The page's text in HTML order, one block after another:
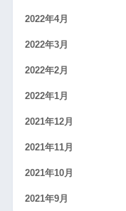
2022年4月
2022年3月
2022年2月
2022年1月
2021年12月
2021年11月
2021年10月
2021年9月